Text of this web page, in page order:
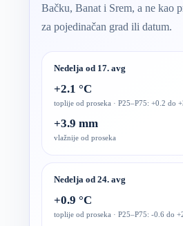
Bačku, Banat i Srem, a ne kao
za pojedinačan grad ili datum.
Nedelja od 17. avg
+2.1 °C
toplije od proseka · P25–P75: +0.2 do
+3.9 mm
vlažnije od proseka
Nedelja od 24. avg
+0.9 °C
toplije od proseka · P25–P75: -0.6 do